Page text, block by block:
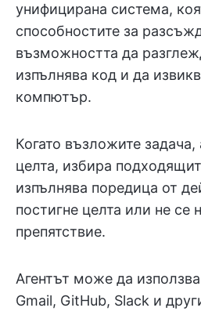
унифицирана система,
способностите за
възможността да
изпълнява код и да
компютър.
Когато възложите задача,
целта, избира
изпълнява поредица от
постигне целта или не се
препятствие.
Агентът може да
Gmail, GitHub, Slack и